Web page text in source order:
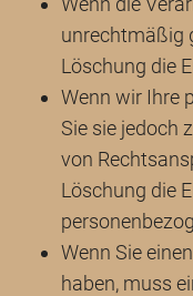
unrechtmäßig
Löschung die
Wenn wir Ihre
Sie sie jedoch
von
Löschung die
Wenn Sie
haben, muss